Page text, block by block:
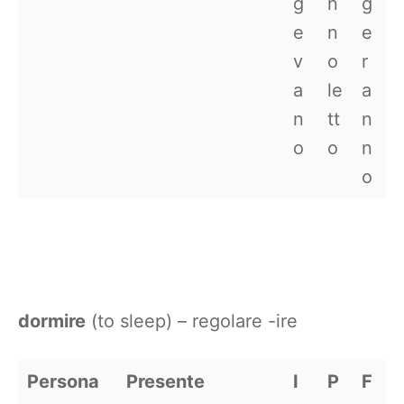
e
v
a
n
o
n
o
le
tt
o
e
r
a
n
n
o
dormire (to sleep) – regolare -ire
Persona Presente
I
P
F